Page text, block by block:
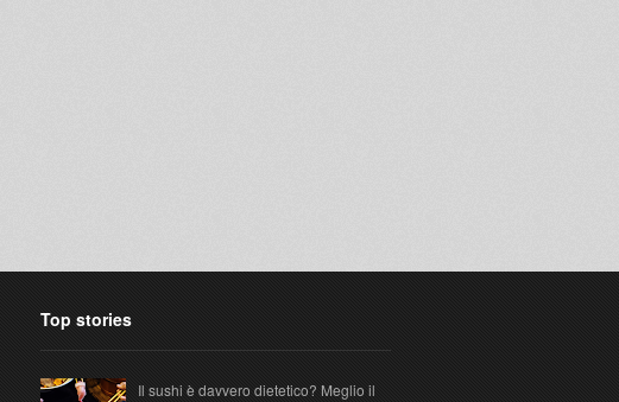
Top stories
Il sushi è davvero dietetico? Meglio il